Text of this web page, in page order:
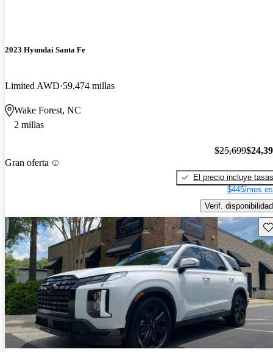
2023 Hyundai Santa Fe
Limited AWD 59,474 millas
Wake Forest, NC
2 millas
Gran oferta
$25,699
El precio incluye tasas
$445/mes
Verif. disponibilidad